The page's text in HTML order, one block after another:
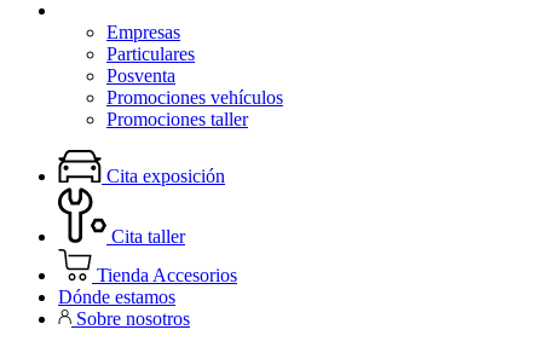
Empresas
Particulares
Posventa
Promociones vehículos
Promociones taller
Cita exposición
Cita taller
Tienda Accesorios
Dónde estamos
Sobre nosotros